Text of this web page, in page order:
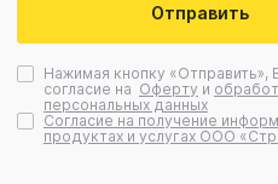
Отправить
Нажимая кнопку «Отправить»,
согласие на Оферту и
персональных данных
Согласие на получение
продуктах и услугах ООО